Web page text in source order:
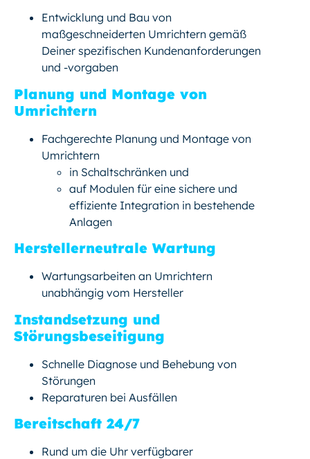
Entwicklung und Bau von
maßgeschneiderten Umrichtern gemäß
Deiner spezifischen Kundenanforderungen
und -vorgaben
Planung und Montage von
Umrichtern
Fachgerechte Planung und Montage von
Umrichtern
in Schaltschränken und
auf Modulen für eine sichere und
effiziente Integration in bestehende
Anlagen
Herstellerneutrale Wartung
Wartungsarbeiten an Umrichtern
unabhängig vom Hersteller
Instandsetzung und
Störungsbeseitigung
Schnelle Diagnose und Behebung von
Störungen
Reparaturen bei Ausfällen
Bereitschaft 24/7
Rund um die Uhr verfügbarer